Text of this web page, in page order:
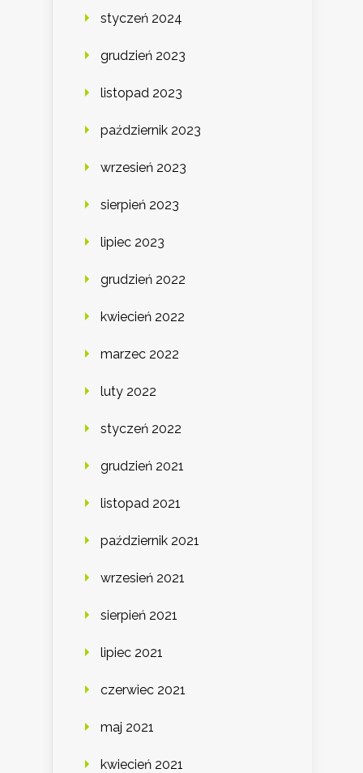
styczeń 2024
grudzień 2023
listopad 2023
październik 2023
wrzesień 2023
sierpień 2023
lipiec 2023
grudzień 2022
kwiecień 2022
marzec 2022
luty 2022
styczeń 2022
grudzień 2021
listopad 2021
październik 2021
wrzesień 2021
sierpień 2021
lipiec 2021
czerwiec 2021
maj 2021
kwiecień 2021